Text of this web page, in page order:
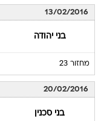
13/02/2016
בני יהודה
מחזור 23
20/02/2016
בני סכנין